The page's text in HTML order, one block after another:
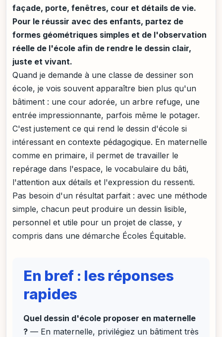
façade, porte, fenêtres, cour et détails de vie.
Pour le réussir avec des enfants, partez de
formes géométriques simples et de l'observation
réelle de l'école afin de rendre le dessin clair,
juste et vivant.
Quand je demande à une classe de dessiner son
école, je vois souvent apparaître bien plus qu'un
bâtiment : une cour adorée, un arbre refuge, une
entrée impressionnante, parfois même le potager.
C'est justement ce qui rend le dessin d'école si
intéressant en contexte pédagogique. En maternelle
comme en primaire, il permet de travailler le
repérage dans l'espace, le vocabulaire du bâti,
l'attention aux détails et l'expression du ressenti.
Pas besoin d'un résultat parfait : avec une méthode
simple, chacun peut produire un dessin lisible,
personnel et utile pour un projet de classe, y
compris dans une démarche Écoles Équitable.
En bref : les réponses
rapides
Quel dessin d'école proposer en maternelle
? — En maternelle, privilégiez un bâtiment très